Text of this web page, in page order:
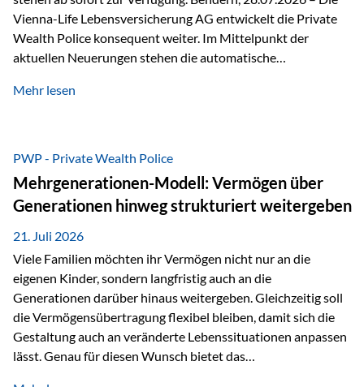
Vienna-Life Lebensversicherung AG entwickelt die Private
Wealth Police konsequent weiter. Im Mittelpunkt der
aktuellen Neuerungen stehen die automatische
als Versicherungsnehmer einzusetzen, sowie eine
Abwicklung für Vertriebspartner deutlich effizienter
gestaltet. Anträge werden direkt elektronisch übermittelt,
Medienbrüche reduziert und die weitere Bearbeitung
beschleunigt. Ab sofort können auch juristische Personen,
wie Kapitalgesellschaften oder Stiftungen, als
Versicherungsnehmer eingesetzt werden. Damit erweitert
die Vienna-Life die Einsatzmöglichkeiten der Private Wealth
Police insbesondere für…
Mehr lesen
PWP - Private Wealth Police
Mehrgenerationen-Modell: Vermögen über
Generationen hinweg strukturiert weitergeben
21. Juli 2026
Viele Familien möchten ihr Vermögen nicht nur an die
eigenen Kinder, sondern langfristig auch an die
Generationen darüber hinaus weitergeben. Gleichzeitig soll
die Vermögensübertragung flexibel bleiben, damit sich die
Gestaltung auch an veränderte Lebenssituationen anpassen
lässt. Genau für diesen Wunsch bietet das